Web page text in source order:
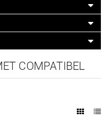
COMPATIBEL